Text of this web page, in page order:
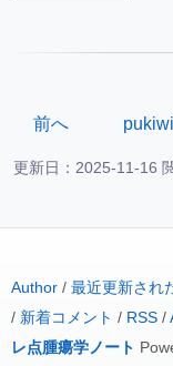
前へ
更新日：2025-11-16
Author / 最近更新され
/ 新着コメント / RSS /
レ点腫瘍学ノート